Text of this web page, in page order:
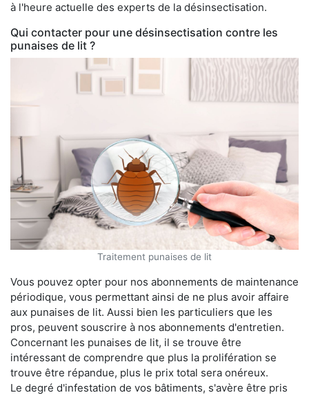
à l'heure actuelle des experts de la désinsectisation.
Qui contacter pour une désinsectisation contre les
punaises de lit ?
Traitement punaises de lit
Vous pouvez opter pour nos abonnements de maintenance
périodique, vous permettant ainsi de ne plus avoir affaire
aux punaises de lit. Aussi bien les particuliers que les
pros, peuvent souscrire à nos abonnements d'entretien.
Concernant les punaises de lit, il se trouve être
intéressant de comprendre que plus la prolifération se
trouve être répandue, plus le prix total sera onéreux.
Le degré d'infestation de vos bâtiments, s'avère être pris